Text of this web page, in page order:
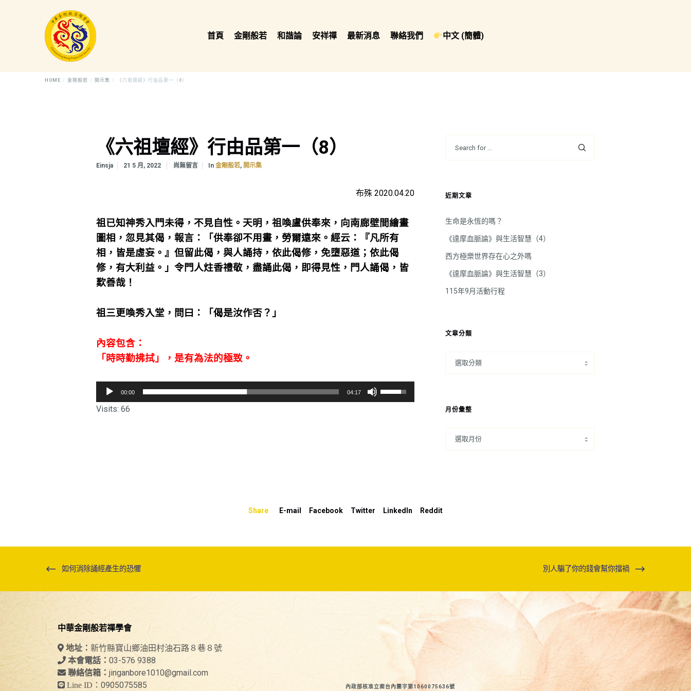
首頁 金剛般若 和諧論 安祥禪 最新消息 聯絡我們 中文 (簡體)
HOME 金剛般若 開示集 《六祖壇經》行由品第一（8）
《六祖壇經》行由品第一（8）
Einsja 21 5 月, 2022 尚無留言 In金剛般若, 開示集
布殊 2020.04.20
祖已知神秀入門未得，不見自性。天明，祖喚盧供奉來，向南廊壁間繪畫
圖相，忽見其偈，報言：「供奉卻不用畫，勞爾遠來。經云：『凡所有
相，皆是虛妄。』但留此偈，與人誦持，依此偈修，免墮惡道；依此偈
修，有大利益。」令門人炷香禮敬，盡誦此偈，即得見性，門人誦偈，皆
歎善哉！
祖三更喚秀入堂，問曰：「偈是汝作否？」
內容包含：
「時時勤拂拭」，是有為法的極致。
訊
00:00 04:17
使
用
降
量。
Visits: 66
近期文章
生命是永恆的嗎？
《達摩血脈論》與生活智慧（4）
西方極樂世界存在心之外嗎
《達摩血脈論》與生活智慧（3）
115年9月活動行程
文章分類
月份彙整
Share E-mail Facebook Twitter LinkedIn Reddit
如何消除誦經產生的恐懼 別人騙了你的錢會幫你擋禍
中華金剛般若禪學會
地址： 新竹縣寶山鄉油田村油石路８巷８號
本會電話： 03-576 9388
聯絡信箱： jinganbore1010@gmail.com
Line ID： 0905075585 內政部核准立案台內團字第1060075636號